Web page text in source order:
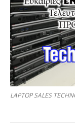
LAPTOP SALES